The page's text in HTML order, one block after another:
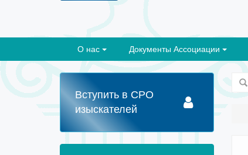
О нас Документы Ассоциации
Вступить в СРО
изыскателей